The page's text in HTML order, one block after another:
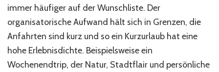
Gmünd
perfekt
für
einen
spontanen
Kurzurlaub
ist
immer häufiger auf der Wunschliste. Der
organisatorische Aufwand hält sich in Grenzen, die
Anfahrten sind kurz und so ein Kurzurlaub hat eine
hohe Erlebnisdichte. Beispielsweise ein
Wochenendtrip, der Natur, Stadtflair und persönliche